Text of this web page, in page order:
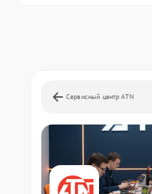
Сервисный центр ATN